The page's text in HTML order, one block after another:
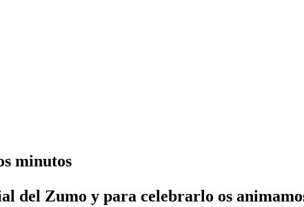
minutos
del Zumo y para celebrarlo os